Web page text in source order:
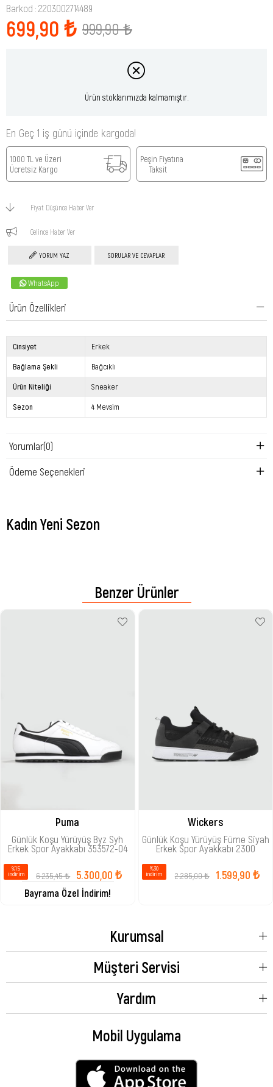
Barkod : 2203002714489
999,90 ₺
699,90 ₺
Ürün stoklarımızda kalmamıştır.
En Geç 1 iş günü içinde kargoda!
1000 TL ve Üzeri
Ücretsiz Kargo
Peşin Fiyatına
Taksit
Fiyat Düşünce Haber Ver
Gelince Haber Ver
YORUM YAZ SORULAR VE CEVAPLAR
WhatsApp
Ürün Özellikleri
Cinsiyet Erkek
Bağlama Şekli Bağcıklı
Ürün Niteliği Sneaker
Sezon 4 Mevsim
Yorumlar(0)
Ödeme Seçenekleri
Kadın Yeni Sezon
Benzer Ürünler
Puma
Günlük Koşu Yürüyüş Byz Syh
Erkek Spor Ayakkabı 353572-04
5.300,00 ₺
6.235,45 ₺
Bayrama Özel İndirim!
%15
i̇ndirim
Wickers
Günlük Koşu Yürüyüş Füme Siyah
Erkek Spor Ayakkabı 2300
1.599,90 ₺
2.285,00 ₺
%30
i̇ndirim
Kurumsal
Müşteri Servisi
Yardım
Mobil Uygulama